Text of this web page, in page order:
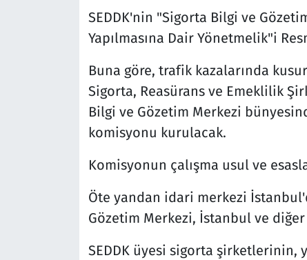
SEDDK'nin "Sigorta Bilgi ve
Yapılmasına Dair Yönetmelik"i
Buna göre, trafik kazalarında
Sigorta, Reasürans ve Emeklilik
Bilgi ve Gözetim Merkezi
komisyonu kurulacak.
Komisyonun çalışma usul ve
Öte yandan idari merkezi
Gözetim Merkezi, İstanbul ve
SEDDK üyesi sigorta şirketlerinin,